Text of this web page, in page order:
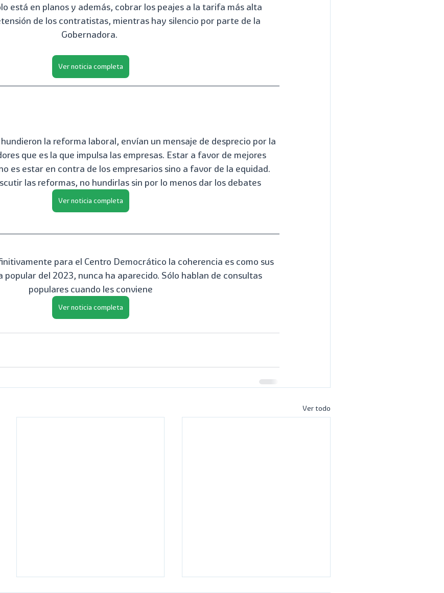
está en planos y además, cobrar los peajes a la tarifa más alta
de los contratistas, mientras hay silencio por parte de la
Gobernadora.
Ver noticia completa
la reforma laboral, envían un mensaje de desprecio por la
que es la que impulsa las empresas. Estar a favor de mejores
es estar en contra de los empresarios sino a favor de la equidad.
las reformas, no hundirlas sin por lo menos dar los debates
Ver noticia completa
para el Centro Democrático la coherencia es como sus
popular del 2023, nunca ha aparecido. Sólo hablan de consultas
populares cuando les conviene
Ver noticia completa
Ver todo